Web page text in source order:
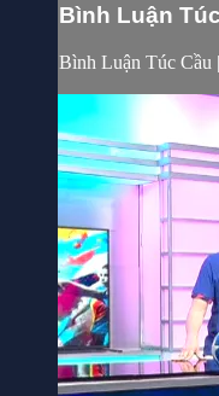
Bình Luận
Bình Luận Túc Cầu